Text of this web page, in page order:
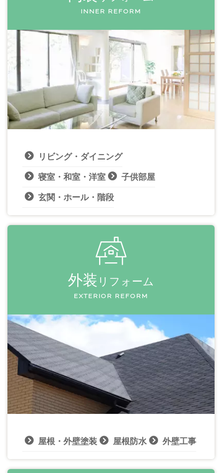
INNER REFORM
リビング・ダイニング
寝室・和室・洋室 子供部屋
玄関・ホール・階段
外装 リフォーム
EXTERIOR REFORM
屋根・外壁塗装 屋根防水 外壁工事